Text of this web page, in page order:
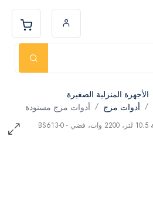
الأجهزة المنزلية الصغيرة
أدوات مزج أدوات مزج مسنودة